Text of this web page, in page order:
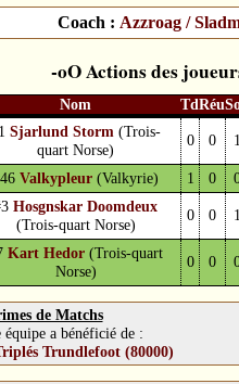
Coach : Azzroag /
Actions des
Nom TdRéu
Sjarlund Storm (Trois-
quart Norse)
0 0
Valkypleur (Valkyrie) 1 0
Hosgnskar Doomdeux
(Trois-quart Norse)
0 0
Kart Hedor (Trois-quart
Norse)
0 0
de Matchs
équipe a bénéficié de :
Trundlefoot (80000)